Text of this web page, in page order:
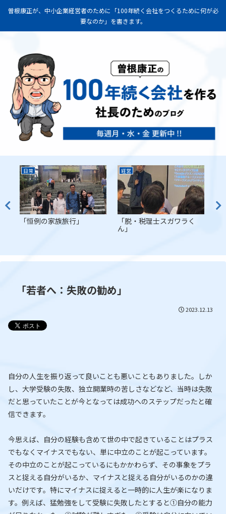
曽根康正が、中小企業経営者のために「100年続く会社をつくるために何が必
要なのか」を書きます。
日常
「恒例の家族旅行」
経営
「脱・税理士スガワラく
ん」
「若者へ：失敗の勧め」
2023.12.13
自分の人生を振り返って良いことも悪いこともありました。しか
し、大学受験の失敗、独立開業時の苦しさなどなど、当時は失敗
だと思っていたことが今となっては成功へのステップだったと確
信できます。
今思えば、自分の経験も含めて世の中で起きていることはプラス
でもなくマイナスでもない、単に中立のことが起こっています。
その中立のことが起こっているにもかかわらず、その事象をプラ
スと捉える自分がいるか、マイナスと捉える自分がいるのかの違
いだけです。特にマイナスに捉えると一時的に人生が楽になりま
す。例えば、猛勉強をして受験に失敗したとすると①自分の能力